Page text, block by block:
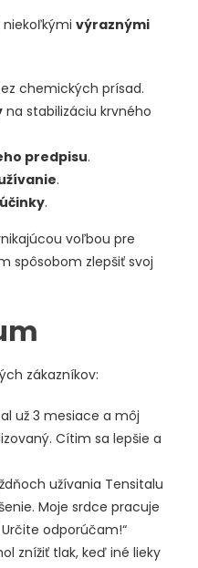
niekoľkýmivýraznými
chemických prísad.
na stabilizáciu krvného
predpisu.
.
.
voľbou pre
spôsobom zlepšiť svoj
zákazníkov:
už 3 mesiace a môj
Cítim sa lepšie a
užívania Tensitalu
Moje srdce pracuje
odporúčam!“
znížiť tlak, keď iné lieky